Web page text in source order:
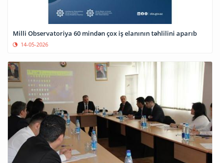
Milli Observatoriya 60 mindən çox iş elanının təhlilini aparıb
14-05-2026